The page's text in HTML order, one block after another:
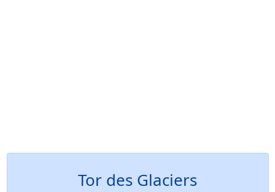
Tor des Glaciers